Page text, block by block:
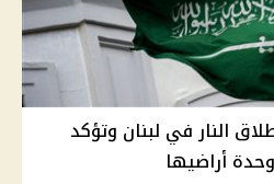
النار في لبنان وتؤكد
أراضيها